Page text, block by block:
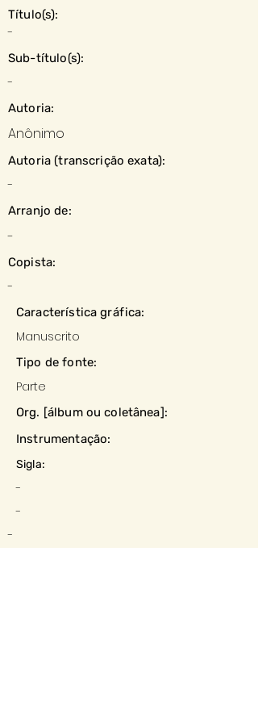
Título(s):
-
Sub-título(s):
-
Autoria:
Anônimo
Autoria (transcrição exata):
-
Arranjo de:
-
Copista:
-
Característica gráfica:
Manuscrito
Tipo de fonte:
Parte
Org. [álbum ou coletânea]:
Instrumentação:
Sigla:
-
-
-